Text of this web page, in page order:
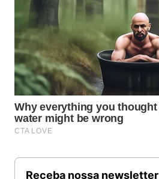
Receba nossa newsletter